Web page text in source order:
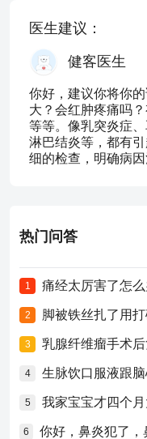
医生建议：
健客医生
你好，建议你将你
大？会红肿疼痛吗
等等。像乳突炎症
淋巴结炎等，都有
细的检查，明确病因
热门问答
1 痛经太厉害了怎
2 脚被铁丝扎了用
3 乳腺纤维瘤手术
4 生脉饮口服液跟
5 我家宝宝才四个月
6